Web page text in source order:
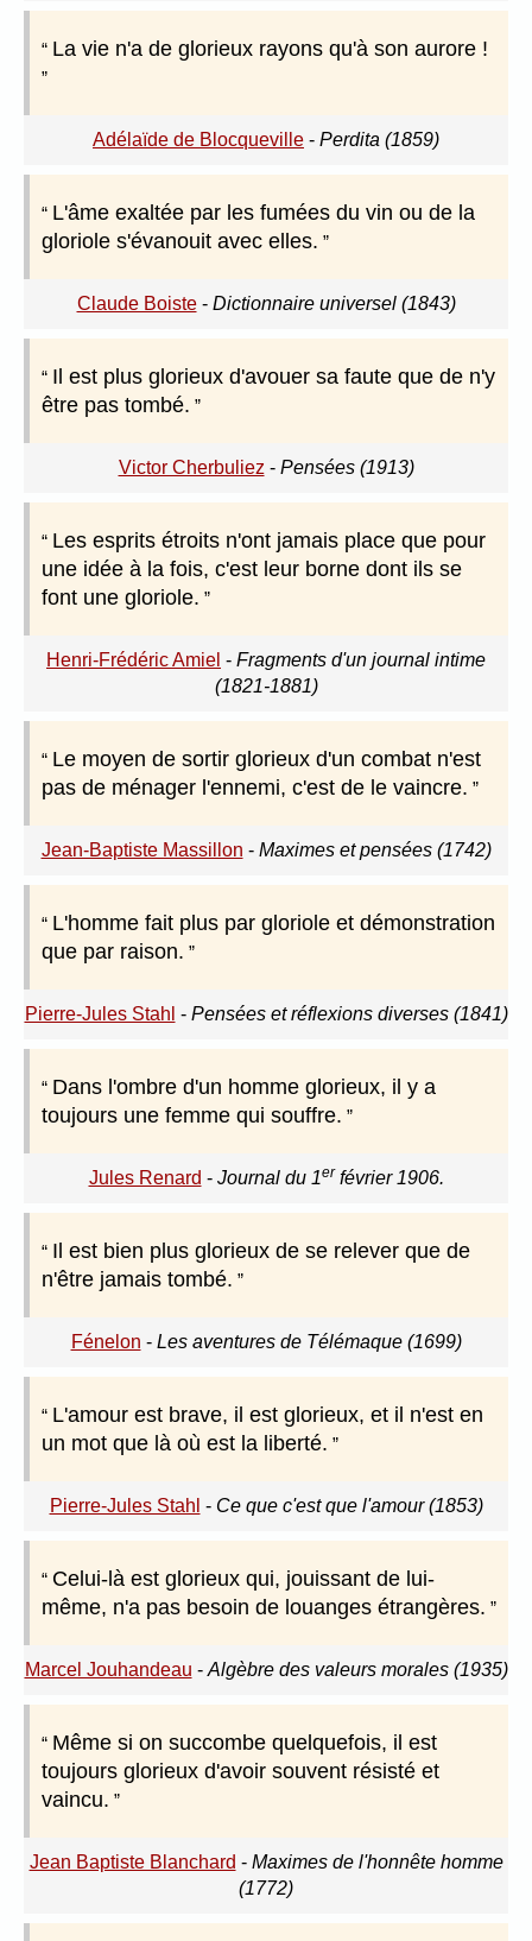
La vie n'a de glorieux rayons qu'à son aurore !
Adélaïde de Blocqueville - Perdita (1859)
L'âme exaltée par les fumées du vin ou de la
gloriole s'évanouit avec elles.
Claude Boiste- Dictionnaire universel (1843)
Il est plus glorieux d'avouer sa faute que de n'y
être pas tombé.
Victor Cherbuliez - Pensées (1913)
Les esprits étroits n'ont jamais place que pour
une idée à la fois, c'est leur borne dont ils se
font une gloriole.
Henri-Frédéric Amiel - Fragments d'un journal intime
(1821-1881)
Le moyen de sortir glorieux d'un combat n'est
pas de ménager l'ennemi, c'est de le vaincre.
Jean-Baptiste Massillon - Maximes et pensées (1742)
L'homme fait plus par gloriole et démonstration
que par raison.
Pierre-Jules Stahl - Pensées et réflexions diverses (1841)
Dans l'ombre d'un homme glorieux, il y a
toujours une femme qui souffre.
Jules Renard - Journal du 1er février 1906.
Il est bien plus glorieux de se relever que de
n'être jamais tombé.
Fénelon - Les aventures de Télémaque (1699)
L'amour est brave, il est glorieux, et il n'est en
un mot que là où est la liberté.
Pierre-Jules Stahl - Ce que c'est que l'amour (1853)
Celui-là est glorieux qui, jouissant de lui-
même, n'a pas besoin de louanges étrangères.
Marcel Jouhandeau - Algèbre des valeurs morales (1935)
Même si on succombe quelquefois, il est
toujours glorieux d'avoir souvent résisté et
vaincu.
Jean Baptiste Blanchard - Maximes de l'honnête homme
(1772)